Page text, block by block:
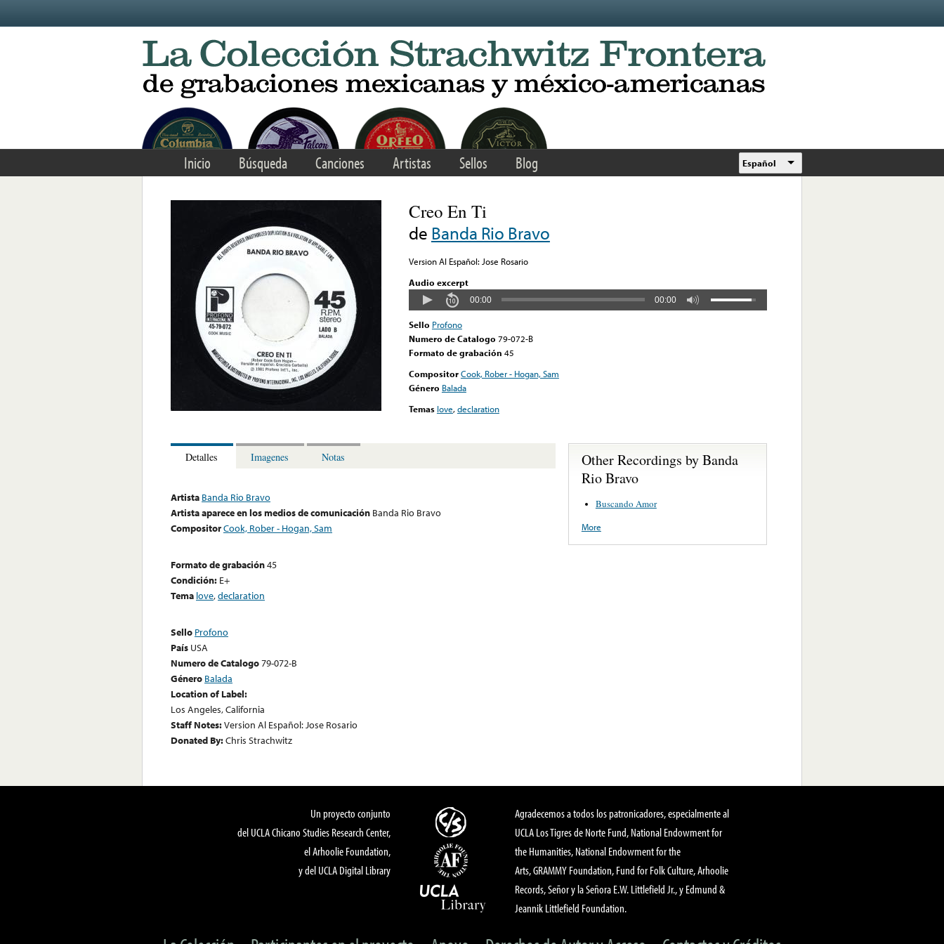
Inicio Búsqueda Canciones Artistas Sellos Blog Español
Creo En Ti
de Banda Rio Bravo
Version Al Español: Jose Rosario
Audio excerpt
00:00 00:00
Sello Profono
Numero de Catalogo 79-072-B
Formato de grabación 45
CompositorCook, Rober - Hogan, Sam
Género Balada
Temas love,declaration
Detalles Imagenes Notas
Artista Banda Rio Bravo
Artista aparece en los medios de comunicación Banda Rio Bravo
CompositorCook, Rober - Hogan, Sam
Formato de grabación45
Condición: E+
Tema love,declaration
Sello Profono
País USA
Numero de Catalogo79-072-B
Género Balada
Location of Label:
Los Angeles, California
Staff Notes:Version Al Español: Jose Rosario
Donated By:Chris Strachwitz
Other Recordings by Banda
Rio Bravo
Buscando Amor
More
Un proyecto conjunto
del UCLA Chicano Studies Research Center,
el Arhoolie Foundation,
y del UCLA Digital Library
Agradecemos a todos los patronicadores, especialmente al
UCLA Los Tigres de Norte Fund, National Endowment for
the Humanities, National Endowment for the
Arts, GRAMMY Foundation, Fund for Folk Culture, Arhoolie
Records, Señor y la Señora E.W. Littlefield Jr., y Edmund &
Jeannik Littlefield Foundation.